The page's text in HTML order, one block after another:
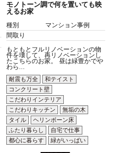
モノトーン調で何を置いても映
えるお家
種別
マンション事例
間取り
もともとフルリノベーションの物
件を壊して、再リノベーションし
たこちらのお家。 昼は緑豊かでや
わら...
耐震も万全
和テイスト
コンクリート壁
こだわりインテリア
こだわりキッチン
無垢の木
タイル
ヘリンボーン床
ふたり暮らし
自宅で仕事
都心に暮らす
緑がいっぱい